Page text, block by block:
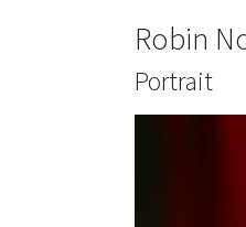
Robin
Portrait